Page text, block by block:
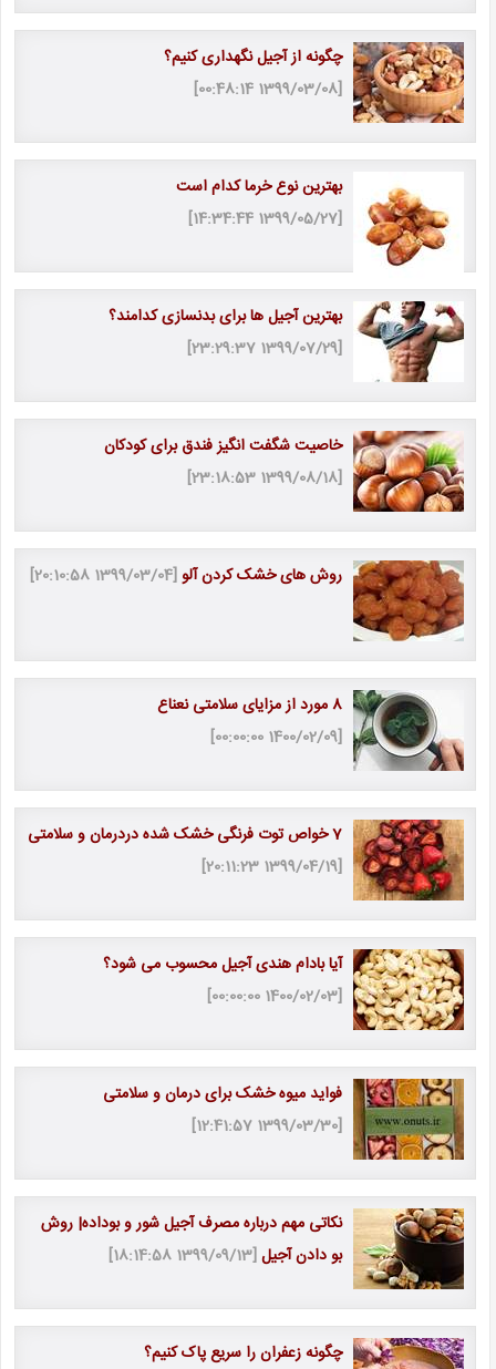
چگونه از آجیل نگهداری کنیم؟
[1399/03/08 00:48:14]
بهترین نوع خرما کدام است
[1399/05/27 14:34:44]
بهترین آجیل ها برای بدنسازی کدامند؟
[1399/07/29 23:29:37]
خاصیت شگفت انگیز فندق برای کودکان
[1399/08/18 23:18:53]
روش های خشک کردن آلو[1399/03/04 20:10:58]
8 مورد از مزایای سلامتی نعناع
[1400/02/09 00:00:00]
7 خواص توت فرنگی خشک شده دردرمان و سلامتی
[1399/04/19 20:11:23]
آیا بادام هندی آجیل محسوب می شود؟
[1400/02/03 00:00:00]
فواید میوه خشک برای درمان و سلامتی
[1399/03/30 12:41:57]
نکاتی مهم درباره مصرف آجیل شور و بوداده| روش
بو دادن آجیل[1399/09/13 18:14:58]
چگونه زعفران را سریع پاک کنیم؟